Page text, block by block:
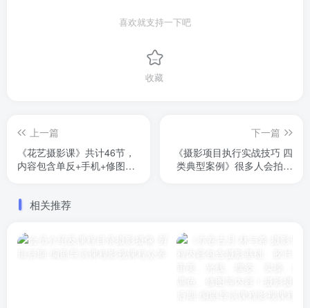
喜欢就支持一下吧
收藏
上一篇
《花艺摄影课》共计46节，
内容包含单反+手机+修图内
下一篇
《摄影项目执行实战技巧 四
类典型案例》很多人会拍照
相关推荐